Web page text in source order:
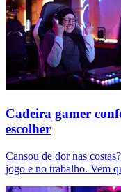
Cadeira gamer
escolher
Cansou de dor nas
jogo e no trabalho. Vem